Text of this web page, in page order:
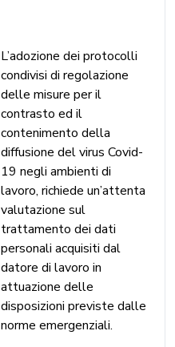
L’adozione dei protocolli
condivisi di regolazione
delle misure per il
contrasto ed il
contenimento della
diffusione del virus Covid-
19 negli ambienti di
lavoro, richiede un’attenta
valutazione sul
trattamento dei dati
personali acquisiti dal
datore di lavoro in
attuazione delle
disposizioni previste dalle
norme emergenziali.